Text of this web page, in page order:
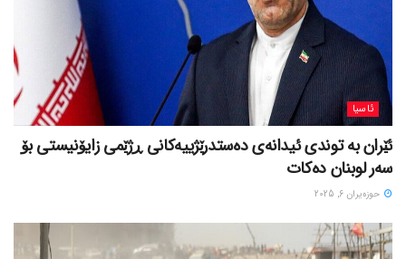
ئاسیا
ئێران بە توندی ئیدانەی دەستدرێژییەکانی ڕژێمی زایۆنیستی بۆ
سەر لوبنان دەکات
حوزه‌یران 6, 2025